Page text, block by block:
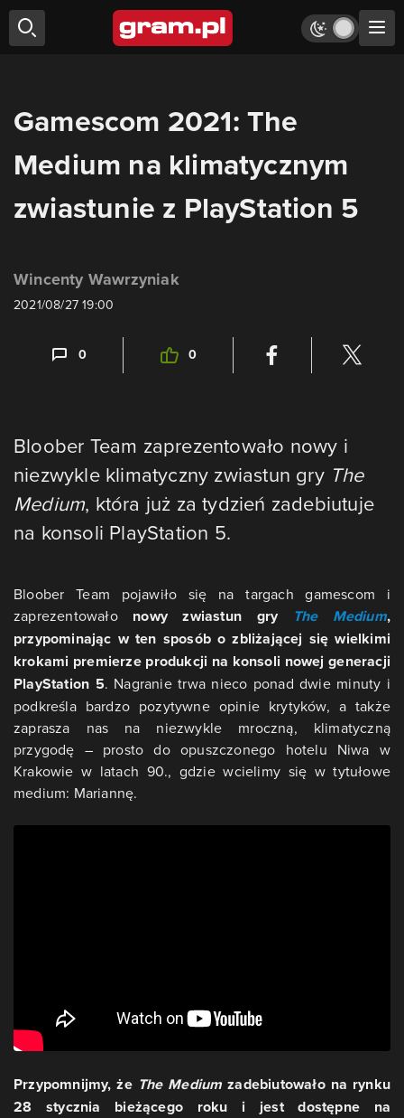
Gamescom 2021: The
Medium na klimatycznym
zwiastunie z PlayStation 5
Wincenty Wawrzyniak
2021/08/27 19:00
0 0
Bloober Team zaprezentowało nowy i
niezwykle klimatyczny zwiastun gry The
Medium, która już za tydzień zadebiutuje
na konsoli PlayStation 5.
Bloober Team pojawiło się na targach gamescom i
zaprezentowało nowy zwiastun gry The Medium,
przypominając w ten sposób o zbliżającej się wielkimi
krokami premierze produkcji na konsoli nowej generacji
PlayStation 5. Nagranie trwa nieco ponad dwie minuty i
podkreśla bardzo pozytywne opinie krytyków, a także
zaprasza nas na niezwykle mroczną, klimatyczną
przygodę – prosto do opuszczonego hotelu Niwa w
Krakowie w latach 90., gdzie wcielimy się w tytułowe
medium: Mariannę.
Przypomnijmy, że The Medium zadebiutowało na rynku
28 stycznia bieżącego roku i jest dostępne na